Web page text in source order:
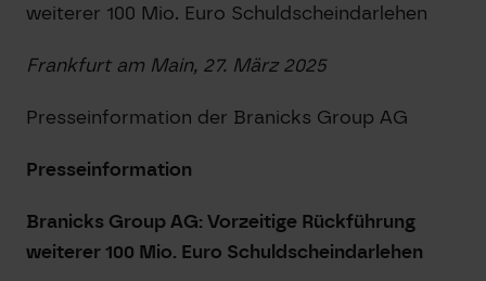
weiterer 100 Mio. Euro Schuldscheindarlehen
Frankfurt am Main, 27. März 2025
Presseinformation der Branicks Group AG
Presseinformation
Branicks Group AG: Vorzeitige Rückführung
weiterer 100 Mio. Euro Schuldscheindarlehen